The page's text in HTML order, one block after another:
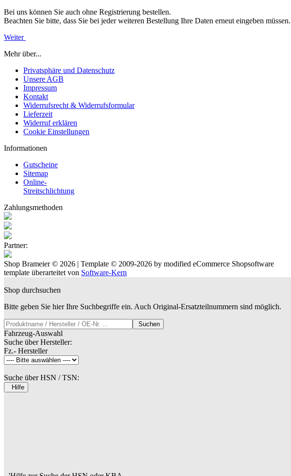
Bei uns können Sie auch ohne Registrierung bestellen.
Beachten Sie bitte, dass Sie bei jeder weiteren Bestellung Ihre Daten erneut eingeben müssen.
Weiter
Mehr über...
Privatsphäre und Datenschutz
Unsere AGB
Impressum
Kontakt
Widerrufsrecht & Widerrufsformular
Lieferzeit
Widerruf erklären
Cookie Einstellungen
Informationen
Gutscheine
Sitemap
Online-
Streitschlichtung
Zahlungsmethoden
Partner:
Shop Brameier © 2026 | Template © 2009-2026 by modified eCommerce Shopsoftware
template überarteitet von Software-Kern
Shop durchsuchen
Bitte geben Sie hier Ihre Suchbegriffe ein. Auch Original-Ersatzteilnummern sind möglich.
Suchen
Fahrzeug-Auswahl
Suche über Hersteller:
Fz.- Hersteller
Suche über HSN / TSN:
Hilfe